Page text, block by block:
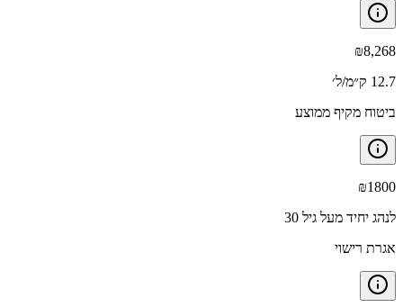
₪8,268
12.7 ק״מ/ל׳
ביטוח מקיף ממוצע
₪1800
לנהג יחיד מעל גיל 30
אגרת רישוי